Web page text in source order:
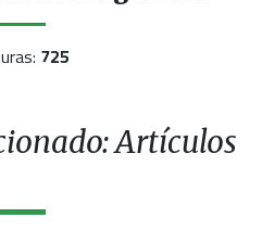
725
Artículos